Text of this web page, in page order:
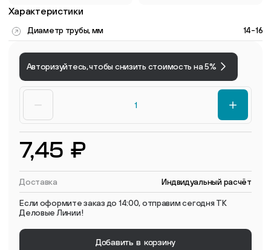
Характеристики
Диаметр трубы, мм 14-16
Авторизуйтесь, чтобы снизить стоимость на 5%
7,45 ₽
Доставка Индвидуальный расчёт
Если оформите заказ до 14:00, отправим сегодня ТК
Деловые Линии!
Добавить в корзину